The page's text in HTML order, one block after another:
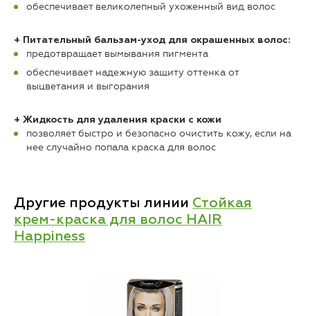
обеспечивает великолепный ухоженный вид волос
+ Питательный бальзам-уход для окрашенных волос:
предотвращает вымывания пигмента
обеспечивает надежную защиту оттенка от
выцветания и выгорания
+ Жидкость для удаления краски с кожи
позволяет быстро и безопасно очистить кожу, если на
нее случайно попала краска для волос
Другие продукты линии Стойкая
крем-краска для волос HAIR
Happiness